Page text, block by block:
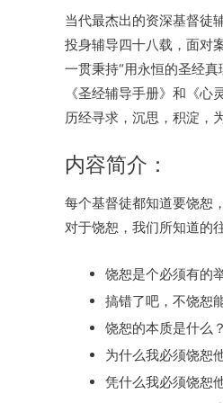
当代最杰出的资深基督徒
投身辅导四十八载，面对
一贯秉持“用永恒的圣经
《圣经辅导手册》和《心
历经寻求，沉思，积淀，
内容简介：
每个基督徒都知道要饶恕
对于饶恕，我们所知道的
饶恕是个必须有的
搞错了吧，不饶恕
饶恕的本质是什么？
为什么我必须饶恕
凭什么我必须饶恕